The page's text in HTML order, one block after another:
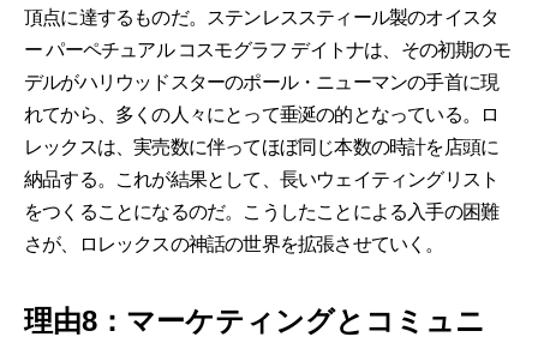
頂点に達するものだ。ステンレススティール製のオイスタ
ー パーペチュアル コスモグラフ デイトナは、その初期のモ
デルがハリウッドスターのポール・ニューマンの手首に現
れてから、多くの人々にとって垂涎の的となっている。ロ
レックスは、実売数に伴ってほぼ同じ本数の時計を店頭に
納品する。これが結果として、長いウェイティングリスト
をつくることになるのだ。こうしたことによる入手の困難
さが、ロレックスの神話の世界を拡張させていく。
理由8：マーケティングとコミュニ